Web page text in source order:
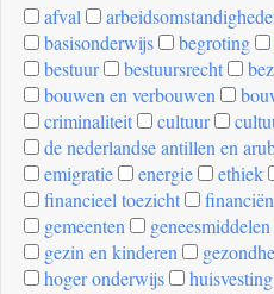
[invalid
name]
afval
basisonderwijs
begroting
bestuur
bestuursrecht
bouwen en verbouwen
criminaliteit
cultuur
de nederlandse antillen en
emigratie
energie ethiek
financieel toezicht
financiën
gemeenten
gezin en kinderen
hoger onderwijs
huisvesting